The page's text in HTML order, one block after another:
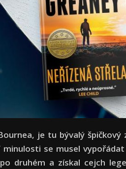
je tu bývalý
minulosti se musel
druhém a získal cejch